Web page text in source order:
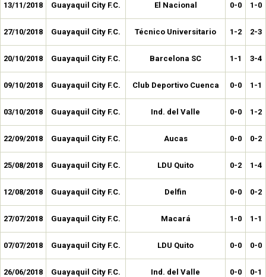
13/11/2018 Guayaquil City F.C. El Nacional 0-0 1-0
27/10/2018 Guayaquil City F.C. Técnico Universitario 1-2 2-3
20/10/2018 Guayaquil City F.C. Barcelona SC 1-1 3-4
09/10/2018 Guayaquil City F.C. Club Deportivo Cuenca 0-0 1-1
03/10/2018 Guayaquil City F.C. Ind. del Valle 0-0 1-2
22/09/2018 Guayaquil City F.C. Aucas 0-0 0-2
25/08/2018 Guayaquil City F.C. LDU Quito 0-2 1-4
12/08/2018 Guayaquil City F.C. Delfin 0-0 0-2
27/07/2018 Guayaquil City F.C. Macará 1-0 1-1
07/07/2018 Guayaquil City F.C. LDU Quito 0-0 0-0
26/06/2018 Guayaquil City F.C. Ind. del Valle 0-0 0-1